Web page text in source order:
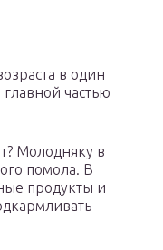
в один
частью
Молодняку в
помола. В
продукты и